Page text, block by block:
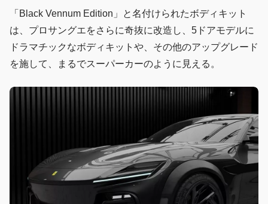
「Black Vennum Edition」と名付けられたボディキット
は、プロサングエをさらに奇抜に改造し、5ドアモデルに
ドラマチックなボディキットや、その他のアップグレード
を施して、まるでスーパーカーのように見える。